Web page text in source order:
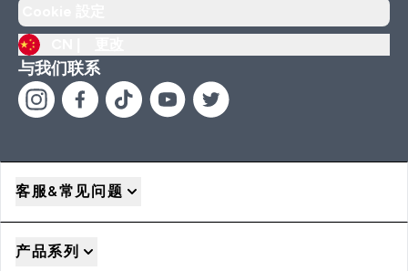
与我们联系
客服&常见问题
产品系列